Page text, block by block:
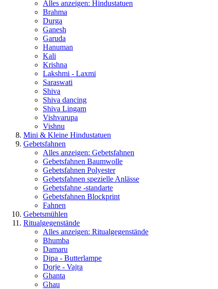
Alles anzeigen: Hindustatuen
Brahma
Durga
Ganesh
Garuda
Hanuman
Kali
Krishna
Lakshmi - Laxmi
Saraswati
Shiva
Shiva dancing
Shiva Lingam
Vishvarupa
Vishnu
Mini & Kleine Hindustatuen
Gebetsfahnen
Alles anzeigen: Gebetsfahnen
Gebetsfahnen Baumwolle
Gebetsfahnen Polyester
Gebetsfahnen spezielle Anlässe
Gebetsfahne -standarte
Gebetsfahnen Blockprint
Fahnen
Gebetsmühlen
Ritualgegenstände
Alles anzeigen: Ritualgegenstände
Bhumba
Damaru
Dipa - Butterlampe
Dorje - Vajra
Ghanta
Ghau